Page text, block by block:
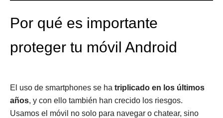
Por qué es importante
proteger tu móvil Android
El uso de smartphones se ha triplicado en los últimos
años, y con ello también han crecido los riesgos.
Usamos el móvil no solo para navegar o chatear, sino